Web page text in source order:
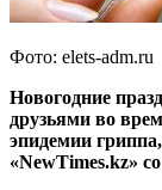
Фото: elets-adm.ru
Новогодние
друзьями во
эпидемии
«NewTimes.kz»